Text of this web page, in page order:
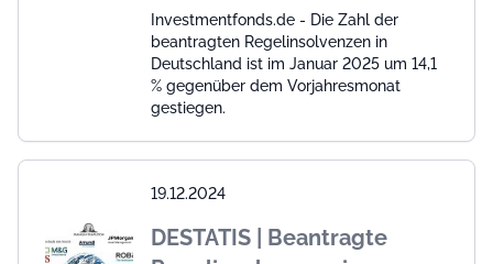
Investmentfonds.de - Die Zahl der
beantragten Regelinsolvenzen in
Deutschland ist im Januar 2025 um 14,1
% gegenüber dem Vorjahresmonat
gestiegen.
19.12.2024
DESTATIS | Beantragte